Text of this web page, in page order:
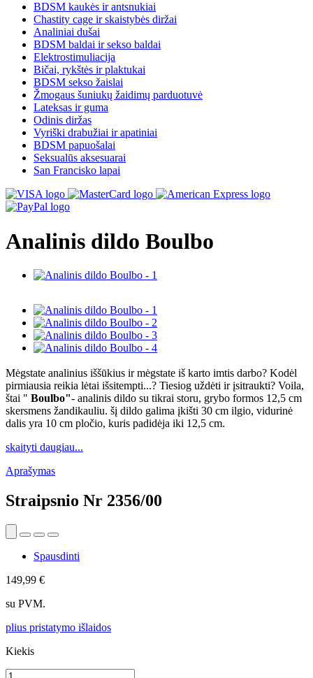
BDSM kaukės ir antsnukiai
Chastity cage ir skaistybės diržai
Analiniai dušai
BDSM baldai ir sekso baldai
Elektrostimuliacija
Bičai, rykštės ir plaktukai
BDSM sekso žaislai
Žmogaus šuniukų žaidimų parduotuvė
Lateksas ir guma
Odinis diržas
Vyriški drabužiai ir apatiniai
BDSM papuošalai
Seksualūs aksesuarai
San Francisko lapai
Analinis dildo Boulbo
Mėgstate analinius iššūkius ir mėgstate iš karto imtis darbo? Kodėl
pirmiausia reikia lėtai išsitempti...? Tiesiog uždėti ir įsitraukti? Voila,
štai " Boulbo"- analinis dildo su tikrai storu, grybo formos 12,5 cm
skersmens žandikauliu. šį dildo galima įkišti 30 cm ilgio, vidurinė
dalis yra 10 cm pločio, kuris padidėja iki 12,5 cm.
skaityti daugiau...
Aprašymas
Straipsnio Nr 2356/00
Spausdinti
149,99 €
su PVM.
plius pristatymo išlaidos
Kiekis